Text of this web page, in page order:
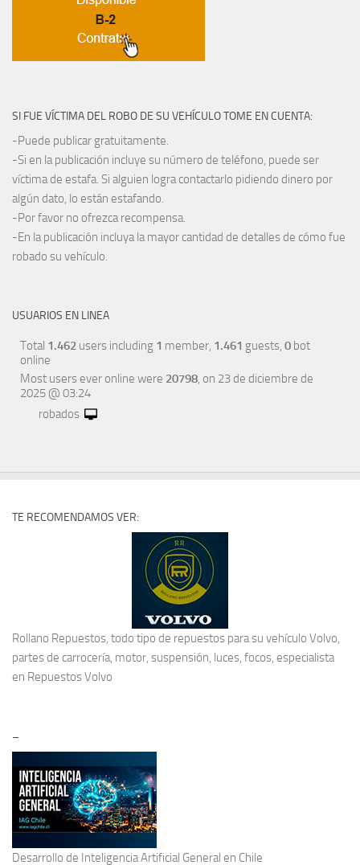
SI FUE VÍCTIMA DEL ROBO DE SU VEHÍCULO TOME EN CUENTA:
-Puede publicar gratuitamente.
-Si en la publicación incluye su número de teléfono, puede ser
víctima de estafa. Si alguien logra contactarlo pidiendo dinero por
algún dato, lo están estafando.
-Por favor no ofrezca recompensa.
-En la publicación incluya la mayor cantidad de detalles de cómo fue
robado su vehículo.
USUARIOS EN LINEA
Total 1.462 users including 1 member, 1.461 guests, 0 bot
online
Most users ever online were 20798, on 23 de diciembre de
2025 @ 03:24
robados
TE RECOMENDAMOS VER:
Rollano Repuestos, todo tipo de repuestos para su vehículo Volvo,
partes de carrocería, motor, suspensión, luces, focos, especialista
en Repuestos Volvo
–
Desarrollo de Inteligencia Artificial General en Chile